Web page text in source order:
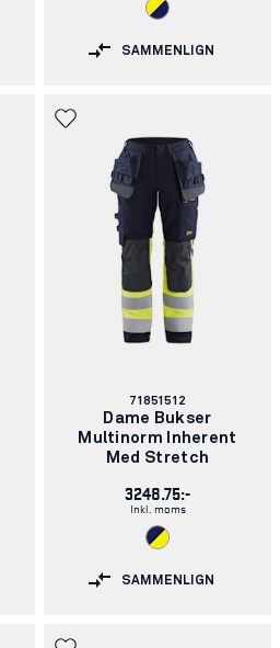
SAMMENLIGN
Varenummer:
71851512
Dame Bukser
Multinorm Inherent
Med Stretch
3248.75:-
Inkl. moms
SAMMENLIGN